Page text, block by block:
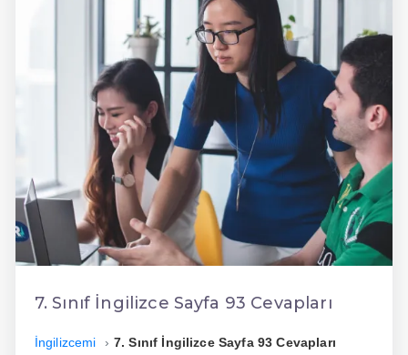
5 Günde İngilizce
İngilizce
Dil Eğitimi
En Hızlı İngilizce
En Kolay İngilizce
En Ucuz İngilizce
En Uygun İngilizce
Hızlı İngilizce
7. Sınıf İngilizce Sayfa 93 Cevapları
İngilizcemi 7. Sınıf İngilizce Sayfa 93 Cevapları